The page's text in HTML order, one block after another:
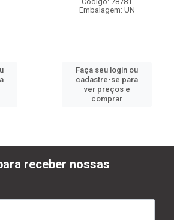
Embalagem: UN
Faça seu login ou
cadastre-se para
ver preços e
comprar
receber nossas